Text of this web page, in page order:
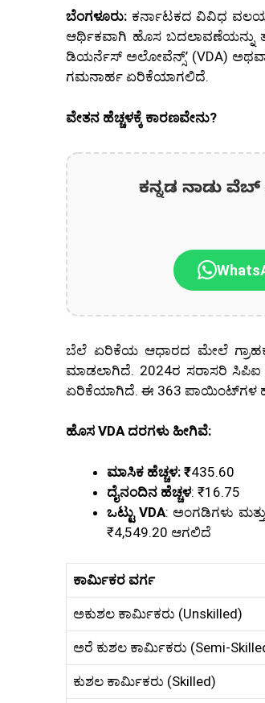
ಬೆಂಗಳೂರು: ಕರ್ನಾಟಕದ ವಿವಿಧ
ಆರ್ಥಿಕವಾಗಿ ಹೊಸ ಬದಲಾವಣೆಯನ್ನು
ಡಿಯರ್ನೆಸ್ ಅಲೋವೆನ್ಸ್’ (VDA) ಅಥವಾ
ಗಮನಾರ್ಹ ಏರಿಕೆಯಾಗಲಿದೆ.
ವೇತನ ಹೆಚ್ಚಳಕ್ಕೆ ಕಾರಣವೇನು?
ಕನ್ನಡ ನಾಡು ವೆಬ್
ಬೆಲೆ ಏರಿಕೆಯ ಆಧಾರದ ಮೇಲೆ
ಮಾಡಲಾಗಿದೆ. 2024ರ ಸರಾಸರಿ ಸಿಪಿಐ
ಏರಿಕೆಯಾಗಿದೆ. ಈ 363 ಪಾಯಿಂಟ್‌ಗಳ
ಹೊಸ VDA ದರಗಳು ಹೀಗಿವೆ:
ಮಾಸಿಕ ಹೆಚ್ಚಳ: ₹435.60
ದೈನಂದಿನ ಹೆಚ್ಚಳ: ₹16.75
ಒಟ್ಟು VDA: ಅಂಗಡಿಗಳು
₹4,549.20 ಆಗಲಿದೆ
ಕಾರ್ಮಿಕರ ವರ್ಗ
ಅಕುಶಲ ಕಾರ್ಮಿಕರು (Unskilled)
ಅರೆ ಕುಶಲ ಕಾರ್ಮಿಕರು (Semi-
ಕುಶಲ ಕಾರ್ಮಿಕರು (Skilled)